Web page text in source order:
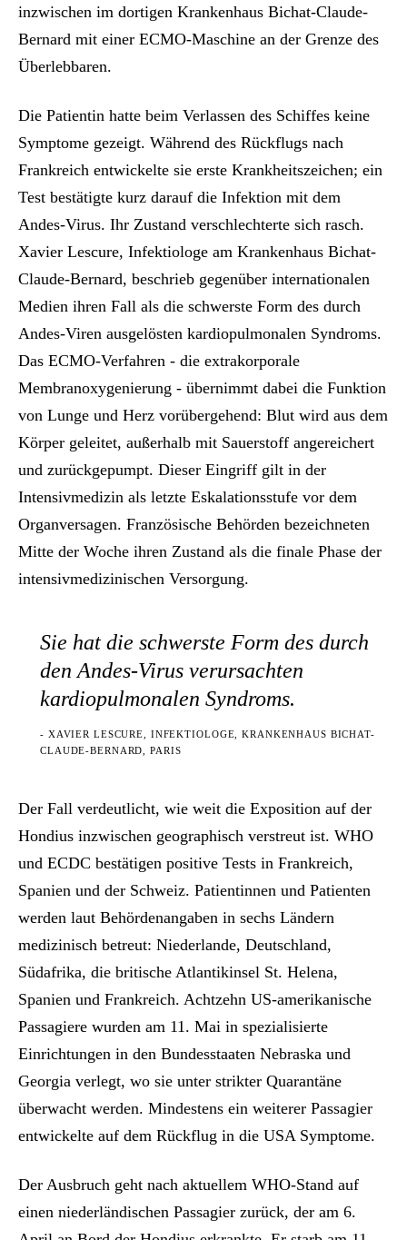
inzwischen im dortigen Krankenhaus Bichat-Claude-
Bernard mit einer ECMO-Maschine an der Grenze des
Überlebbaren.
Die Patientin hatte beim Verlassen des Schiffes keine
Symptome gezeigt. Während des Rückflugs nach
Frankreich entwickelte sie erste Krankheitszeichen; ein
Test bestätigte kurz darauf die Infektion mit dem
Andes-Virus. Ihr Zustand verschlechterte sich rasch.
Xavier Lescure, Infektiologe am Krankenhaus Bichat-
Claude-Bernard, beschrieb gegenüber internationalen
Medien ihren Fall als die schwerste Form des durch
Andes-Viren ausgelösten kardiopulmonalen Syndroms.
Das ECMO-Verfahren - die extrakorporale
Membranoxygenierung - übernimmt dabei die Funktion
von Lunge und Herz vorübergehend: Blut wird aus dem
Körper geleitet, außerhalb mit Sauerstoff angereichert
und zurückgepumpt. Dieser Eingriff gilt in der
Intensivmedizin als letzte Eskalationsstufe vor dem
Organversagen. Französische Behörden bezeichneten
Mitte der Woche ihren Zustand als die finale Phase der
intensivmedizinischen Versorgung.
Sie hat die schwerste Form des durch
den Andes-Virus verursachten
kardiopulmonalen Syndroms.
- XAVIER LESCURE, INFEKTIOLOGE, KRANKENHAUS BICHAT-
CLAUDE-BERNARD, PARIS
Der Fall verdeutlicht, wie weit die Exposition auf der
Hondius inzwischen geographisch verstreut ist. WHO
und ECDC bestätigen positive Tests in Frankreich,
Spanien und der Schweiz. Patientinnen und Patienten
werden laut Behördenangaben in sechs Ländern
medizinisch betreut: Niederlande, Deutschland,
Südafrika, die britische Atlantikinsel St. Helena,
Spanien und Frankreich. Achtzehn US-amerikanische
Passagiere wurden am 11. Mai in spezialisierte
Einrichtungen in den Bundesstaaten Nebraska und
Georgia verlegt, wo sie unter strikter Quarantäne
überwacht werden. Mindestens ein weiterer Passagier
entwickelte auf dem Rückflug in die USA Symptome.
Der Ausbruch geht nach aktuellem WHO-Stand auf
einen niederländischen Passagier zurück, der am 6.